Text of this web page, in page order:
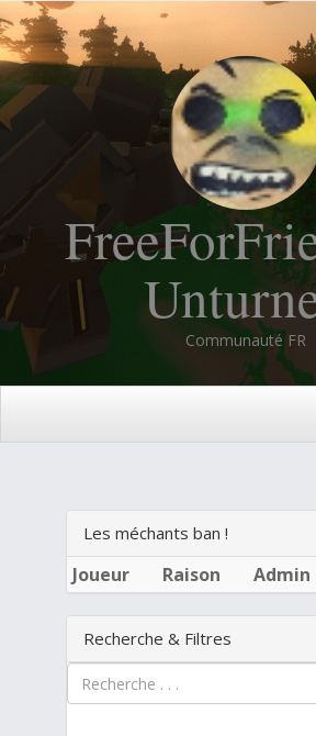
Communauté FR
Les méchants ban !
Joueur Raison Admin
Recherche & Filtres